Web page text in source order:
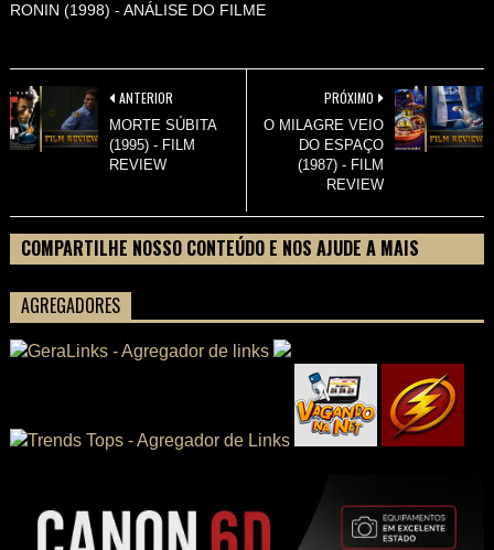
RONIN (1998) - ANÁLISE DO FILME
PRÓXIMO
O MILAGRE VEIO
DO ESPAÇO
(1987) - FILM
REVIEW
ANTERIOR
MORTE SÚBITA
(1995) - FILM
REVIEW
COMPARTILHE NOSSO CONTEÚDO E NOS AJUDE A MAIS
AGREGADORES